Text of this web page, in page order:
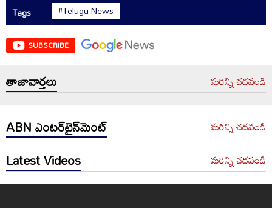
Tags
#Telugu News
SUBSCRIBE
తాజావార్తలు మరిన్ని చదవండి
ABN ఎంటర్‌టైన్‌మెంట్ మరిన్ని చదవండి
Latest Videos మరిన్ని చదవండి